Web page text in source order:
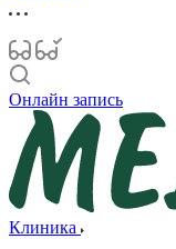
Онлайн запись
Клиника